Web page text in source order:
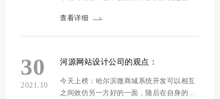
站，就是手机网站；但他可以和微信公众平
单、在线支付等； 微网站的发展得益于近年
来智能手机的发展，不到千元就能买到不错
的智能手机，随着4G...
查看详细
30
2021.10
河源网站设计公司的观点：
今天上榜：哈尔滨微商城系统开发可以相互
之间效仿另一方好的一面，随后在自身的商